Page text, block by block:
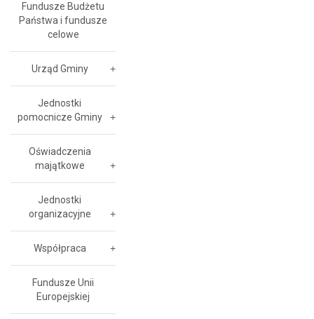
Fundusze Budżetu
Państwa i fundusze
celowe
Urząd Gminy
Jednostki
pomocnicze Gminy
Oświadczenia
majątkowe
Jednostki
organizacyjne
Współpraca
Fundusze Unii
Europejskiej